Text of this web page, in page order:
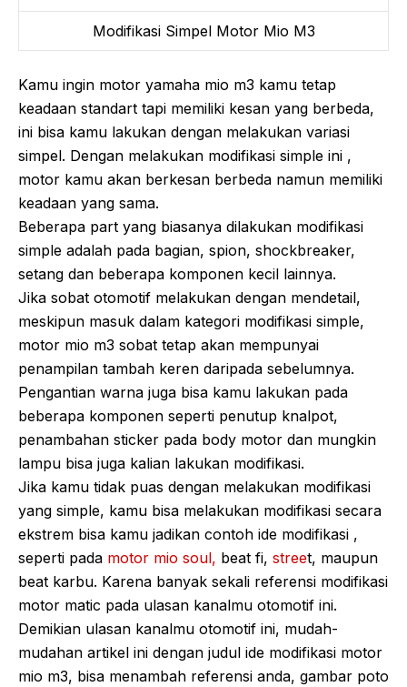
Modifikasi Simpel Motor Mio M3
Kamu ingin motor yamaha mio m3 kamu tetap
keadaan standart tapi memiliki kesan yang berbeda,
ini bisa kamu lakukan dengan melakukan variasi
simpel. Dengan melakukan modifikasi simple ini ,
motor kamu akan berkesan berbeda namun memiliki
keadaan yang sama.
Beberapa part yang biasanya dilakukan modifikasi
simple adalah pada bagian, spion, shockbreaker,
setang dan beberapa komponen kecil lainnya.
Jika sobat otomotif melakukan dengan mendetail,
meskipun masuk dalam kategori modifikasi simple,
motor mio m3 sobat tetap akan mempunyai
penampilan tambah keren daripada sebelumnya.
Pengantian warna juga bisa kamu lakukan pada
beberapa komponen seperti penutup knalpot,
penambahan sticker pada body motor dan mungkin
lampu bisa juga kalian lakukan modifikasi.
Jika kamu tidak puas dengan melakukan modifikasi
yang simple, kamu bisa melakukan modifikasi secara
ekstrem bisa kamu jadikan contoh ide modifikasi ,
seperti pada motor mio soul, beat fi, street, maupun
beat karbu. Karena banyak sekali referensi modifikasi
motor matic pada ulasan kanalmu otomotif ini.
Demikian ulasan kanalmu otomotif ini, mudah-
mudahan artikel ini dengan judul ide modifikasi motor
mio m3, bisa menambah referensi anda, gambar poto